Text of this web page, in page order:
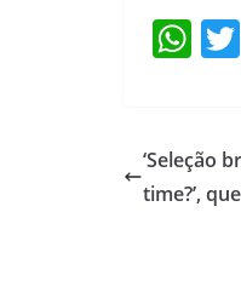
W
s
A
‘Seleção
time?’,